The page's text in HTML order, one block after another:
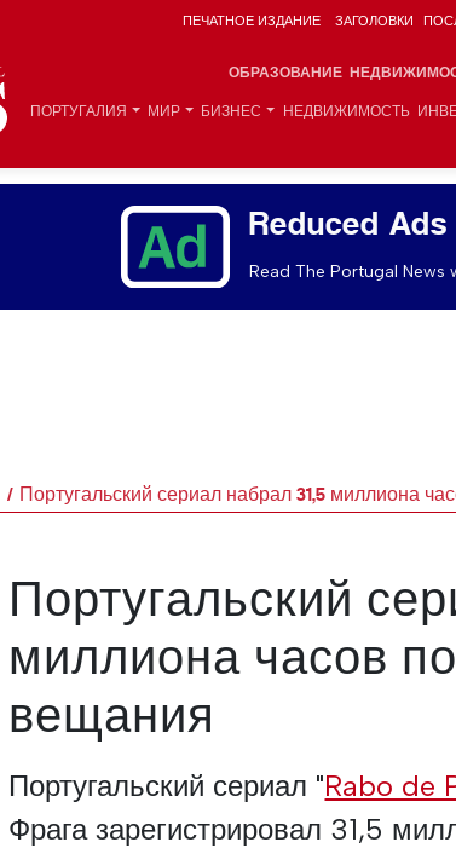
ПЕЧАТНОЕ ИЗДАНИЕ ЗАГОЛОВКИ
ОБРАЗОВАНИЕ
ПОРТУГАЛИЯ МИР БИЗНЕС НЕДВИЖИМОСТЬ
Reduced
Read The Portugal
Португальский сериал набрал 31,5 миллиона
Португальский
миллиона часов
вещания
Португальский сериал "Rabo de
Фрага зарегистрировал 31,5